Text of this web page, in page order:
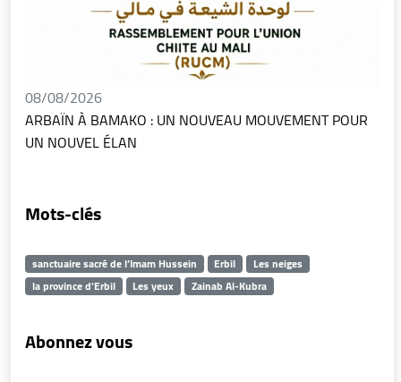
08/08/2026
ARBAÏN À BAMAKO : UN NOUVEAU MOUVEMENT POUR
UN NOUVEL ÉLAN
Mots-clés
sanctuaire sacré de l’Imam Hussein Erbil
Les neiges
la province d'Erbil
Les yeux Zainab Al-Kubra
Abonnez vous